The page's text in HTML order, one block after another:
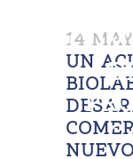
14 MAY
UN